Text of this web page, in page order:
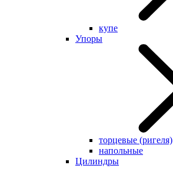
купе
Упоры
торцевые (ригеля)
напольные
Цилиндры